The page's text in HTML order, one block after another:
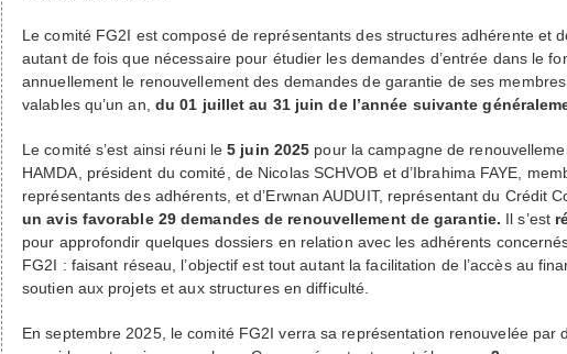
Le comité FG2I est composé de représentants des structures adhérente et
autant de fois que nécessaire pour étudier les demandes d’entrée dans le
annuellement le renouvellement des demandes de garantie de ses
valables qu’un an, du 01 juillet au 31 juin de l’année suivante
Le comité s’est ainsi réuni le5 juin 2025 pour la campagne de
HAMDA , président du comité, de Nicolas SCHVOB et d’Ibrahima FAYE ,
représentants des adhérents, et d’ErwnanAUDUIT, représentant du Crédit
un avis favorable 29 demandes de renouvellement de garantie. Il s’est
pour approfondir quelques dossiers en relation avec les adhérents
FG2I : faisant réseau, l’objectif est tout autant la facilitation de l’accès au
soutien aux projets et aux structures en difficulté.
En septembre 2025, le comité FG2I verra sa représentation renouvelée par